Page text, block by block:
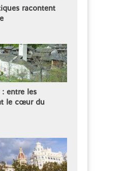
racontent
entre les
le cœur du